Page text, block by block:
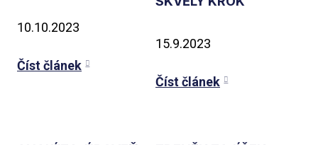
10.10.2023
Číst článek
15.9.2023
Číst článek